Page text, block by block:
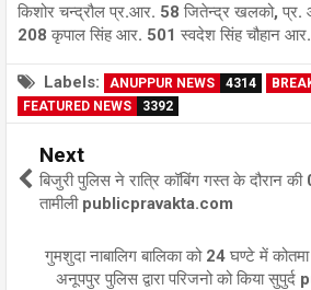
किशोर चन्द्रौल प्र.आर. 58 जितेन्द्र खलको,
208 कृपाल सिंह आर. 501 स्वदेश सिंह चौहान आर.
Labels: ANUPPUR NEWS 4314
FEATURED NEWS
3392
Next
बिजुरी पुलिस ने रात्रि कॉबिंग गस्त के दौरान की
तामीली publicpravakta.com
गुमशुदा नाबालिग बालिका को 24 घण्टे में
अनूपपुर पुलिस द्वारा परिजनो को किया